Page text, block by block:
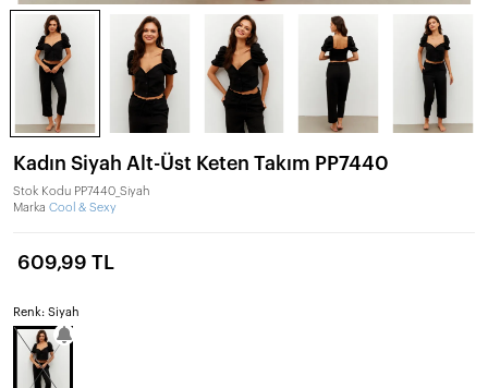
Kadın Siyah Alt-Üst Keten Takım PP7440
Stok Kodu PP7440_Siyah
Marka Cool & Sexy
609,99 TL
Renk: Siyah